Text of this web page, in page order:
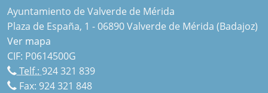
Ayuntamiento de Valverde de Mérida
Plaza de España, 1 - 06890 Valverde de Mérida (Badajoz)
Ver mapa
CIF: P0614500G
Telf.: 924 321 839
Fax: 924 321 848